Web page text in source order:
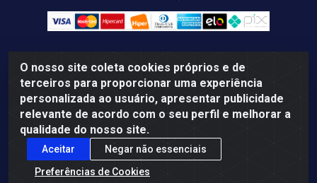
O nosso site coleta cookies próprios e de
terceiros para proporcionar uma experiência
personalizada ao usuário, apresentar publicidade
relevante de acordo com o seu perfil e melhorar a
qualidade do nosso site.
Aceitar
Negar não essenciais
Preferências de Cookies
Femabra Comercio de Ferramentas e Maquinas LTDA -
07.772.337/0001-66 - BR 316 Km 08 Rua Joao Canuto, 195 -
Centro, Ananindeua/PA - CEP: 67030-130